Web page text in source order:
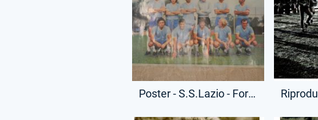
Poster - S.S.Lazio - Formazione - Poster Sede Eagles' Supporters